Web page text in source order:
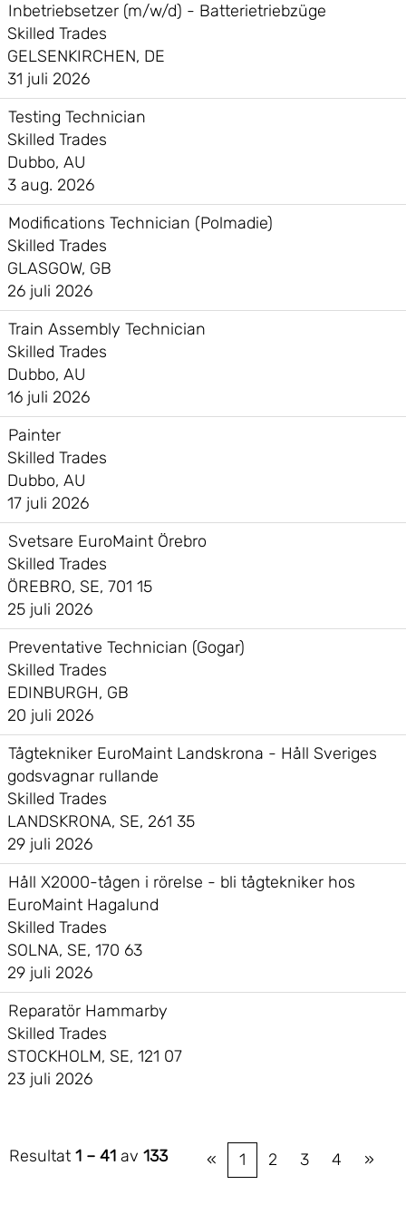
Inbetriebsetzer (m/w/d) - Batterietriebzüge
Skilled Trades
GELSENKIRCHEN, DE
31 juli 2026
Testing Technician
Skilled Trades
Dubbo, AU
3 aug. 2026
Modifications Technician (Polmadie)
Skilled Trades
GLASGOW, GB
26 juli 2026
Train Assembly Technician
Skilled Trades
Dubbo, AU
16 juli 2026
Painter
Skilled Trades
Dubbo, AU
17 juli 2026
Svetsare EuroMaint Örebro
Skilled Trades
ÖREBRO, SE, 701 15
25 juli 2026
Preventative Technician (Gogar)
Skilled Trades
EDINBURGH, GB
20 juli 2026
Tågtekniker EuroMaint Landskrona - Håll Sveriges
godsvagnar rullande
Skilled Trades
LANDSKRONA, SE, 261 35
29 juli 2026
Håll X2000-tågen i rörelse - bli tågtekniker hos
EuroMaint Hagalund
Skilled Trades
SOLNA, SE, 170 63
29 juli 2026
Reparatör Hammarby
Skilled Trades
STOCKHOLM, SE, 121 07
23 juli 2026
Resultat 1 – 41 av 133 « 1 2 3 4 »